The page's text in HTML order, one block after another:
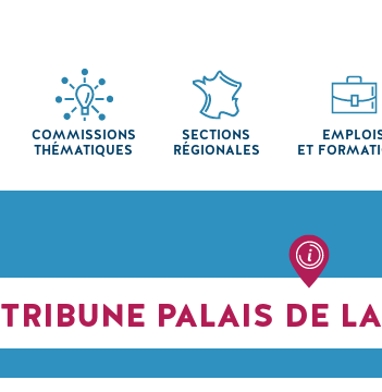
COMMISSIONS
THÉMATIQUES
SECTIONS
RÉGIONALES
ET
TRIBUNE PALAIS DE